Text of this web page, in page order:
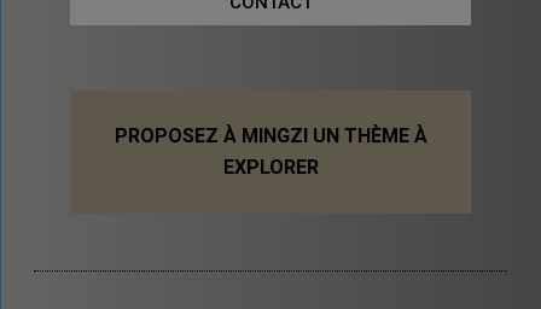
PROPOSEZ À MINGZI UN THÈME À
EXPLORER